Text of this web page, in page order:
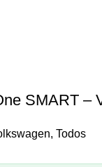
SMART –
, Todos